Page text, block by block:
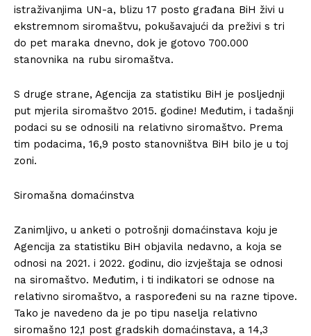
istraživanjima UN-a, blizu 17 posto građana BiH živi u
ekstremnom siromaštvu, pokušavajući da preživi s tri
do pet maraka dnevno, dok je gotovo 700.000
stanovnika na rubu siromaštva.
S druge strane, Agencija za statistiku BiH je posljednji
put mjerila siromaštvo 2015. godine! Međutim, i tadašnji
podaci su se odnosili na relativno siromaštvo. Prema
tim podacima, 16,9 posto stanovništva BiH bilo je u toj
zoni.
Siromašna domaćinstva
Zanimljivo, u anketi o potrošnji domaćinstava koju je
Agencija za statistiku BiH objavila nedavno, a koja se
odnosi na 2021. i 2022. godinu, dio izvještaja se odnosi
na siromaštvo. Međutim, i ti indikatori se odnose na
relativno siromaštvo, a raspoređeni su na razne tipove.
Tako je navedeno da je po tipu naselja relativno
siromašno 12,1 post gradskih domaćinstava, a 14,3